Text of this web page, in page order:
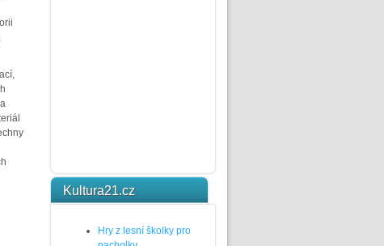
Kultura21.cz
Hry z lesní školky pro